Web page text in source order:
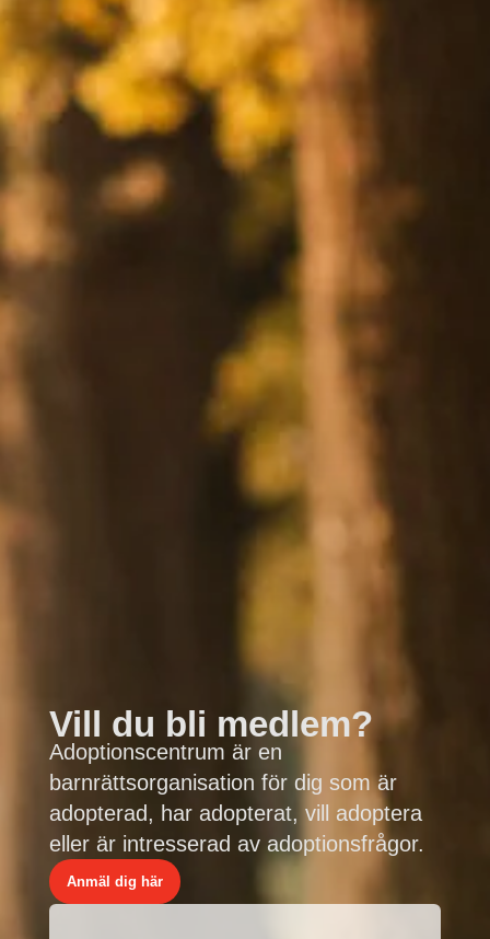
Vill du bli medlem?
Adoptionscentrum är en
barnrättsorganisation för dig som är
adopterad, har adopterat, vill adoptera
eller är intresserad av adoptionsfrågor.
Anmäl dig här